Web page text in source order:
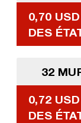
0,70
DES
32
0,72
DES